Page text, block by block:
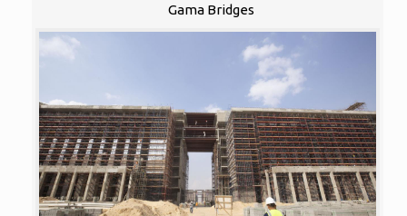
Gama Bridges